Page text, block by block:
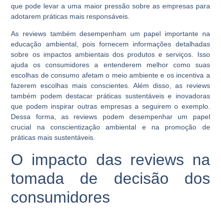
que pode levar a uma maior pressão sobre as empresas para
adotarem práticas mais responsáveis.
As reviews também desempenham um papel importante na
educação ambiental, pois fornecem informações detalhadas
sobre os impactos ambientais dos produtos e serviços. Isso
ajuda os consumidores a entenderem melhor como suas
escolhas de consumo afetam o meio ambiente e os incentiva a
fazerem escolhas mais conscientes. Além disso, as reviews
também podem destacar práticas sustentáveis e inovadoras
que podem inspirar outras empresas a seguirem o exemplo.
Dessa forma, as reviews podem desempenhar um papel
crucial na conscientização ambiental e na promoção de
práticas mais sustentáveis.
O impacto das reviews na
tomada de decisão dos
consumidores